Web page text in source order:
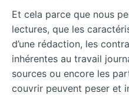
Et cela parce que nous
lectures, que les
d’une rédaction, les
inhérentes au travail
sources ou encore les
couvrir peuvent peser et